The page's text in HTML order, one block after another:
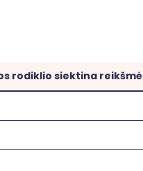
rodiklio siektina reikšmė